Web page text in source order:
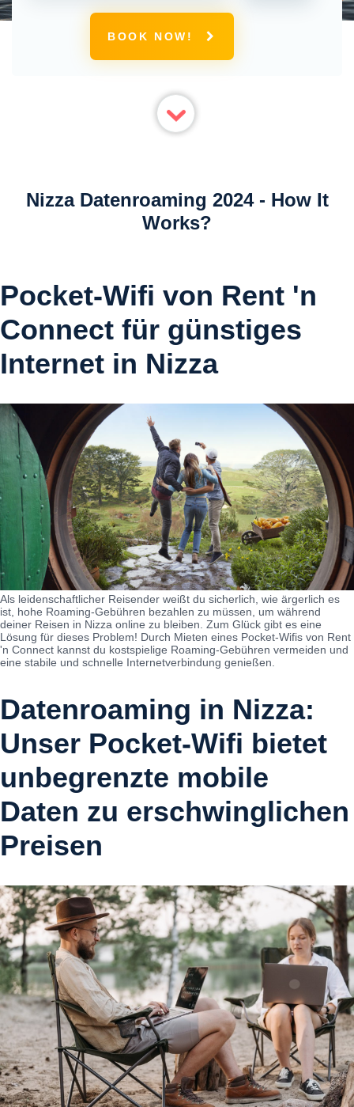
BOOK NOW!
Nizza Datenroaming 2024 - How It
Works?
Pocket-Wifi von Rent 'n
Connect für günstiges
Internet in Nizza
Als leidenschaftlicher Reisender weißt du sicherlich, wie ärgerlich es
ist, hohe Roaming-Gebühren bezahlen zu müssen, um während
deiner Reisen in Nizza online zu bleiben. Zum Glück gibt es eine
Lösung für dieses Problem! Durch Mieten eines Pocket-Wifis von Rent
'n Connect kannst du kostspielige Roaming-Gebühren vermeiden und
eine stabile und schnelle Internetverbindung genießen.
Datenroaming in Nizza:
Unser Pocket-Wifi bietet
unbegrenzte mobile
Daten zu erschwinglichen
Preisen